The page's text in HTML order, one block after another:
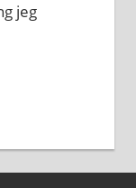
jeg